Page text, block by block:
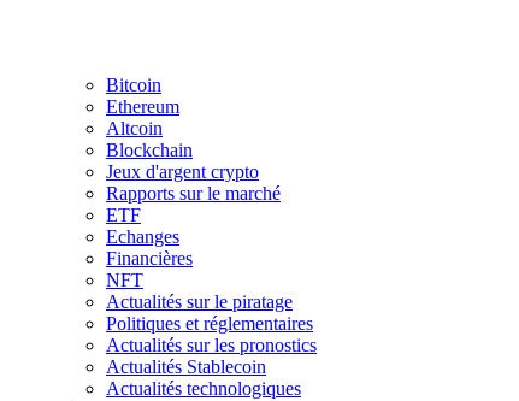
Bitcoin
Ethereum
Altcoin
Blockchain
Jeux d'argent crypto
Rapports sur le marché
ETF
Echanges
Financières
NFT
Actualités sur le piratage
Politiques et réglementaires
Actualités sur les pronostics
Actualités Stablecoin
Actualités technologiques